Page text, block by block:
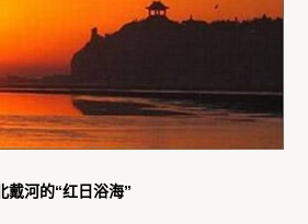
戴河的“红日浴海”